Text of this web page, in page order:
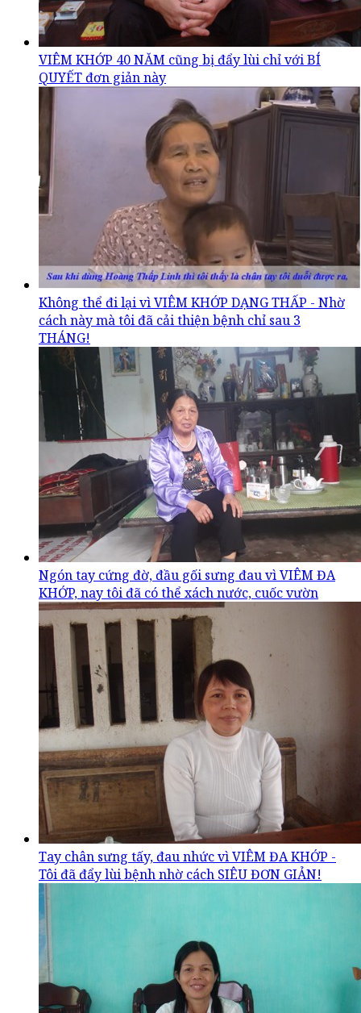
VIÊM KHỚP 40 NĂM cũng bị đẩy lùi chỉ với BÍ
QUYẾT đơn giản này
Không thể đi lại vì VIÊM KHỚP DẠNG THẤP - Nhờ
cách này mà tôi đã cải thiện bệnh chỉ sau 3
THÁNG!
Ngón tay cứng đờ, đầu gối sưng đau vì VIÊM ĐA
KHỚP, nay tôi đã có thể xách nước, cuốc vườn
Tay chân sưng tấy, đau nhức vì VIÊM ĐA KHỚP -
Tôi đã đẩy lùi bệnh nhờ cách SIÊU ĐƠN GIẢN!